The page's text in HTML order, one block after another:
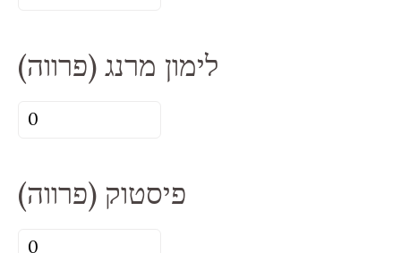
|
ליציי
(פרווה)
לימון מרנג (פרווה)
כמות
מרנג
(פרווה)
פיסטוק (פרווה)
כמות